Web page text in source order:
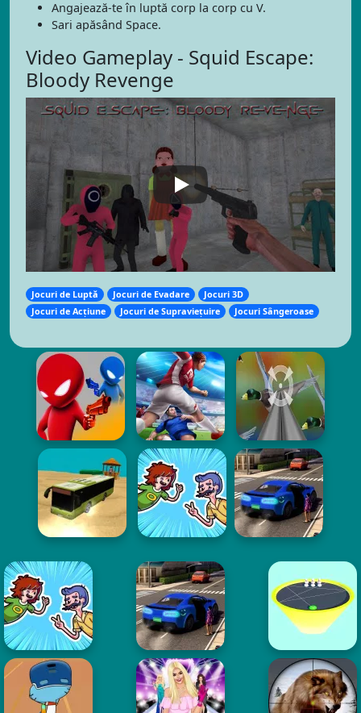
Angajează-te în luptă corp la corp cu V.
Sari apăsând Space.
Video Gameplay - Squid Escape:
Bloody Revenge
Jocuri de Luptă Jocuri de Evadare
Jocuri 3D
Jocuri de Acțiune
Jocuri de Supraviețuire Jocuri Sângeroase